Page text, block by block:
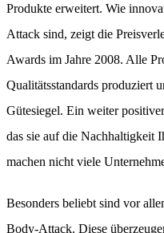
Produkte erweitert. Wie
Attack sind, zeigt die
Awards im Jahre 2008. Alle
Qualitätsstandards produziert
Gütesiegel. Ein weiter
das sie auf die Nachhaltigkeit
machen nicht viele
Besonders beliebt sind vor
Body-Attack. Diese